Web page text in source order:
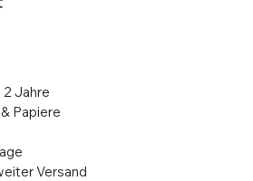
Jahre
Papiere
Versand